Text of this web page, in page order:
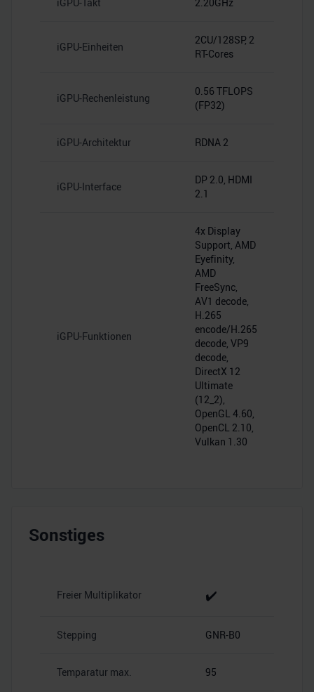
iGPU-Einheiten
2CU/128SP, 2
RT-Cores
iGPU-Rechenleistung
0.56 TFLOPS
(FP32)
iGPU-Architektur RDNA 2
iGPU-Interface
DP 2.0, HDMI
2.1
iGPU-Funktionen
4x Display
Support, AMD
Eyefinity,
AMD
FreeSync,
AV1 decode,
H.265
encode/H.265
decode, VP9
decode,
DirectX 12
Ultimate
(12_2),
OpenGL 4.60,
OpenCL 2.10,
Vulkan 1.30
Sonstiges
Freier Multiplikator ✔️
Stepping GNR-B0
Temparatur max. 95